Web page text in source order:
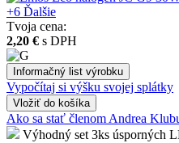
+6 Ďalšie
Tvoja cena:
2,20 € s DPH
Informačný list výrobku
Vypočítaj si výšku svojej splátky
Vložiť do košíka
Ako sa stať členom Andrea
Výhodný set 3ks úsporných